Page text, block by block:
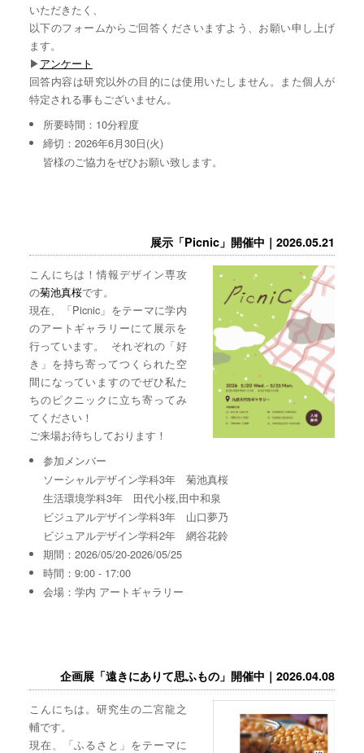
いただきたく、
以下のフォームからご回答くださいますよう、お願い申し上げ
ます。
▶︎アンケート
回答内容は研究以外の目的には使用いたしません。また個人が
特定される事もございません。
所要時間：10分程度
締切：2026年6月30日(火)
皆様のご協力をぜひお願い致します。
展示「Picnic」開催中｜2026.05.21
こんにちは！情報デザイン専攻
の菊池真桜です。
現在、「Picnic」をテーマに学内
のアートギャラリーにて展示を
行っています。 それぞれの「好
き」を持ち寄ってつくられた空
間になっていますのでぜひ私た
ちのピクニックに立ち寄ってみ
てください！
ご来場お待ちしております！
参加メンバー
ソーシャルデザイン学科3年 菊池真桜
生活環境学科3年 田代小桜,田中和泉
ビジュアルデザイン学科3年 山口夢乃
ビジュアルデザイン学科2年 網谷花鈴
期間：2026/05/20-2026/05/25
時間：9:00 - 17:00
会場：学内 アートギャラリー
企画展「遠きにありて思ふもの」開催中｜2026.04.08
こんにちは。研究生の二宮龍之
輔です。
現在、「ふるさと」をテーマに